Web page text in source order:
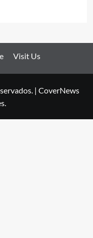
Visit Us
| CoverNews